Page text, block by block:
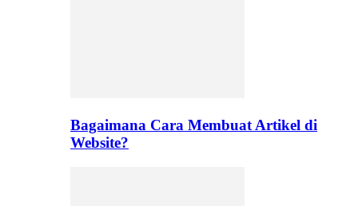
Bagaimana Cara Membuat Artikel di
Website?